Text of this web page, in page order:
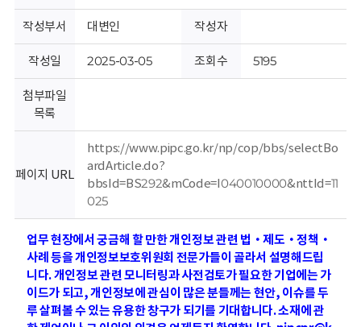
위
원
회
작성부서 대변인 작성자
작성일 2025-03-05 조회수 5195
첨부파일
목록
페이지 URL
https://www.pipc.go.kr/np/cop/bbs/selectBo
ardArticle.do?
bbsId=BS292&mCode=I040010000&nttId=11
025
업무 현장에서 궁금해 할 만한 개인정보 관련 법‧제도‧정책‧
사례 등을 개인정보보호위원회 전문가들이 골라서 설명해드립
니다. 개인정보 관련 모니터링과 사전검토가 필요한 기업에는 가
이드가 되고, 개인정보에 관심이 많은 분들께는 현안, 이슈를 두
루 살펴볼 수 있는 유용한 창구가 되기를 기대합니다. 소재에 관